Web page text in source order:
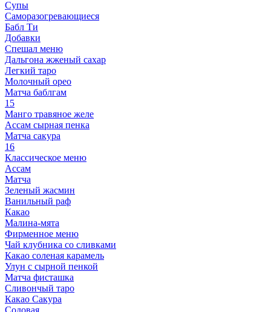
Супы
Саморазогревающиеся
Бабл Ти
Добавки
Спешал меню
Дальгона жженый сахар
Легкий таро
Молочный орео
Матча баблгам
15
Манго травяное желе
Ассам сырная пенка
Матча сакура
16
Классическое меню
Ассам
Матча
Зеленый жасмин
Ванильный раф
Какао
Малина-мята
Фирменное меню
Чай клубника со сливками
Какао соленая карамель
Улун с сырной пенкой
Матча фисташка
Сливончый таро
Какао Сакура
Содовая